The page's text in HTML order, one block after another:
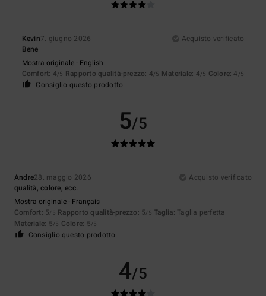
Kevin7. giugno 2026
Acquisto verificato
Bene
Mostra originale - English
Comfort: 4/5 Rapporto qualità-prezzo: 4/5 Materiale: 4/5 Colore: 4 /5
Consiglio questo prodotto
5/5
Andre28. maggio 2026
Acquisto verificato
qualità, colore, ecc.
Mostra originale - Français
Comfort: 5/5 Rapporto qualità-prezzo: 5/5 Taglia: Taglia perfetta
Materiale: 5/5 Colore: 5/5
Consiglio questo prodotto
4/5